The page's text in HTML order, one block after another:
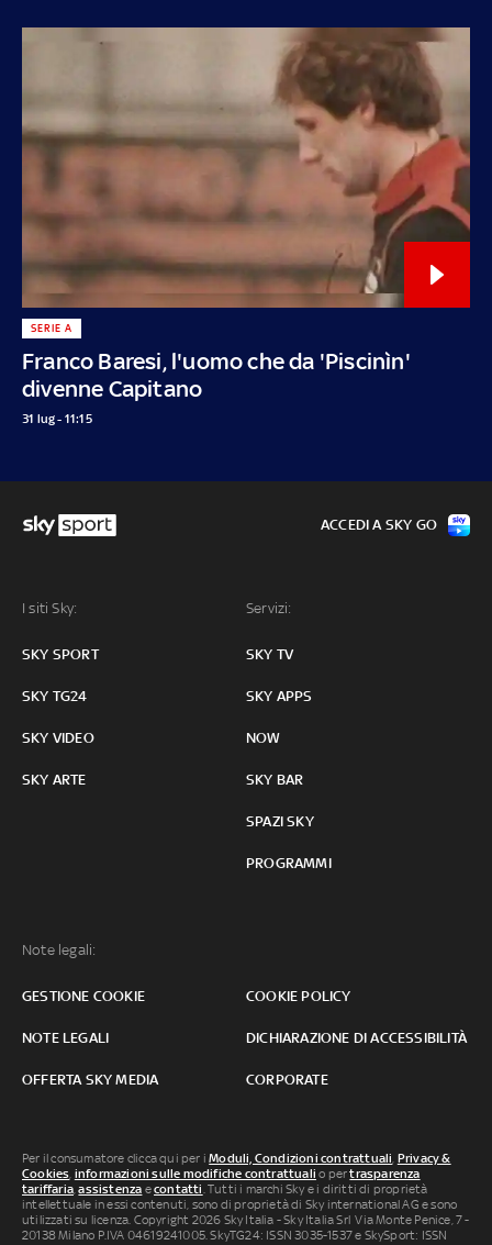
Franco Baresi, l'uomo che da 'Piscinìn'
divenne Capitano
SERIE A
31 lug - 11:15
I siti Sky:
SKY SPORT
SKY TG24
SKY VIDEO
SKY ARTE
Servizi:
SKY TV
SKY APPS
NOW
SKY BAR
SPAZI SKY
PROGRAMMI
Note legali:
GESTIONE COOKIE COOKIE POLICY
NOTE LEGALI DICHIARAZIONE DI ACCESSIBILITÀ
OFFERTA SKY MEDIA CORPORATE
ACCEDI A SKY GO
Per il consumatore clicca qui per iModuli, Condizioni contrattuali Privacy &
Cookies informazioni sulle modifiche contrattuali o pertrasparenza
tariffaria ,assistenza econtatti . Tutti i marchi Sky e i diritti di proprietà
intellettuale in essi contenuti, sono di proprietà di Sky international AG e sono
utilizzati su licenza. Copyright 2026 Sky Italia - Sky Italia Srl Via Monte Penice, 7 -
20138 Milano P.IVA 04619241005. SkyTG24: ISSN 3035-1537 e SkySport: ISSN